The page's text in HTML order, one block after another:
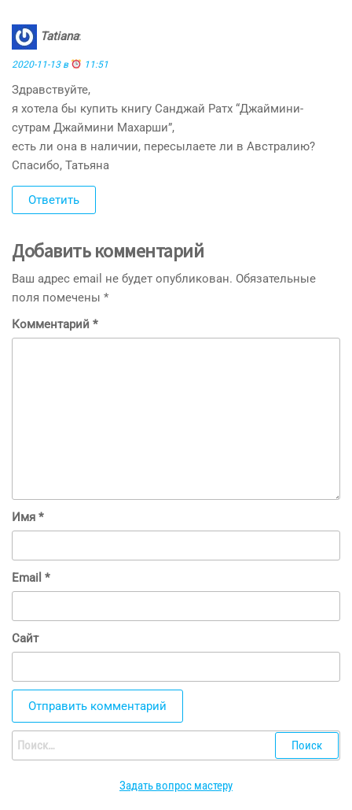
Tatiana:
2020-11-13 в 11:51
Здравствуйте,
я хотела бы купить книгу Санджай Ратх “Джаймини-
сутрам Джаймини Махарши”,
есть ли она в наличии, пересылаете ли в Австралию?
Спасибо, Татьяна
Ответить
Добавить комментарий
Ваш адрес email не будет опубликован. Обязательные
поля помечены *
Комментарий *
Имя *
Email *
Сайт
Найти:
Задать вопрос мастеру